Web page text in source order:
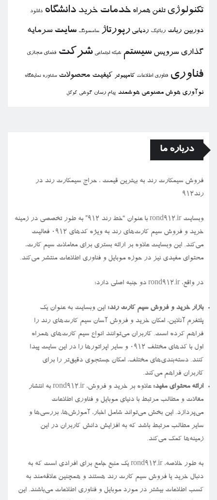
تكنولوژی تلفن همراه خدمات خرید دانشگاه دانلود
دوربین ربات رباتیك ردیابی رپورتاژ سامسونگ سایت سرمایه
گذاری سرویس سیستم شبكه اجتماعی شركت فضای مجازی
فناوری فناوری اطلاعات كامپیوتر كیفیت محصولات مشاوره نمایشگاه
نوآوری هوش مصنوعی هوشمند پیام رسان گوشی گوگل
درباره ما
فروش سیمكارت رند به بهترین قیمت ، حراج سیمكارت رند در
رند912
وبسایت rond912.ir با عنوان “خط رند ۹۱۲” به طور تخصصی در زمینه
خرید و فروش سیم کارت‌های رند به ویژه کدهای ۰۹۱۲ فعالیت
می‌کند. این وبسایت علاوه بر ارائه بستری برای معاملات سیم کارت،
محتوای مفیدی نیز در حوزه موبایل و فناوری اطلاعات منتشر می‌کند.
در واقع، rond912.ir دو جنبه اصلی دارد:
بازار خرید و فروش سیم کارت رند: این وبسایت به عنوان یک
پلتفرم آنلاین، امکان خرید و فروش آسان سیم کارت‌های رند را
فراهم کرده است. کاربران می‌توانند انواع سیم کارت‌های همراه
اول با کدهای مختلف ۰۹۱۲ و سایر اپراتورها را در این سایت پیدا
کنند. دسته‌بندی‌های مختلف، امکان جستجوی دقیق‌تر را برای
کاربران فراهم می‌کند.
ارائه محتوای مفید:
علاوه بر خرید و فروش، rond912.ir به انتشار
مقالات و مطالب مرتبط با دنیای موبایل و فناوری اطلاعات
می‌پردازد. این بخش می‌تواند شامل اخبار، آموزش‌ها، بررسی‌ها و
سایر مطالب مرتبط باشد که به افزایش دانش کاربران در این
زمینه‌ها کمک می‌کند.
به طور خلاصه، rond912.ir یک منبع جامع برای افرادی است که به
دنبال خرید یا فروش سیم کارت رند هستند و همچنین علاقه‌مند به
کسب اطلاعات بیشتر در مورد موبایل و فناوری اطلاعات می‌باشند. این